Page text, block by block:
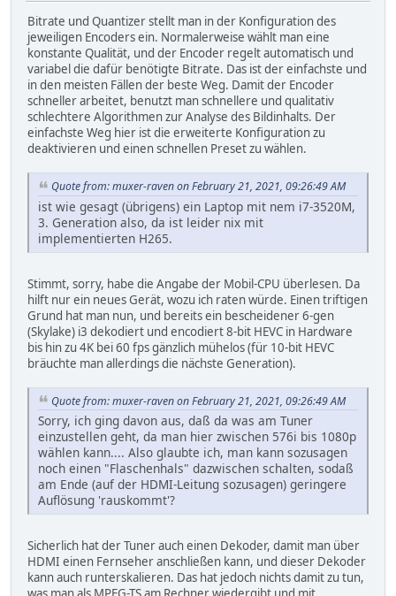
Bitrate und Quantizer stellt man in der Konfiguration des
jeweiligen Encoders ein. Normalerweise wählt man eine
konstante Qualität, und der Encoder regelt automatisch und
variabel die dafür benötigte Bitrate. Das ist der einfachste und
in den meisten Fällen der beste Weg. Damit der Encoder
schneller arbeitet, benutzt man schnellere und qualitativ
schlechtere Algorithmen zur Analyse des Bildinhalts. Der
einfachste Weg hier ist die erweiterte Konfiguration zu
deaktivieren und einen schnellen Preset zu wählen.
Quote from: muxer-raven on February 21, 2021, 09:26:49 AM
ist wie gesagt (übrigens) ein Laptop mit nem i7-3520M,
3. Generation also, da ist leider nix mit
implementierten H265.
Stimmt, sorry, habe die Angabe der Mobil-CPU überlesen. Da
hilft nur ein neues Gerät, wozu ich raten würde. Einen triftigen
Grund hat man nun, und bereits ein bescheidener 6-gen
(Skylake) i3 dekodiert und encodiert 8-bit HEVC in Hardware
bis hin zu 4K bei 60 fps gänzlich mühelos (für 10-bit HEVC
bräuchte man allerdings die nächste Generation).
Quote from: muxer-raven on February 21, 2021, 09:26:49 AM
Sorry, ich ging davon aus, daß da was am Tuner
einzustellen geht, da man hier zwischen 576i bis 1080p
wählen kann.... Also glaubte ich, man kann sozusagen
noch einen "Flaschenhals" dazwischen schalten, sodaß
am Ende (auf der HDMI-Leitung sozusagen) geringere
Auflösung 'rauskommt'?
Sicherlich hat der Tuner auch einen Dekoder, damit man über
HDMI einen Fernseher anschließen kann, und dieser Dekoder
kann auch runterskalieren. Das hat jedoch nichts damit zu tun,